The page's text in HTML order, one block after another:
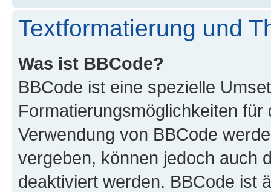
Textformatierung und
Was ist BBCode?
BBCode ist eine spezielle
Formatierungsmöglichkeiten
Verwendung von BBCode
vergeben, können jedoch auch
deaktiviert werden. BBCode ist